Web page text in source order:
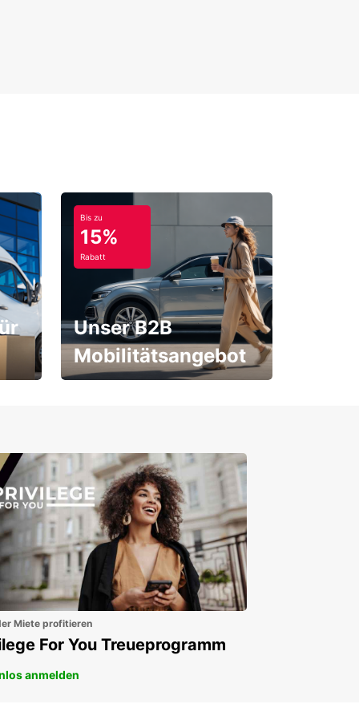
Bis zu
15%
Rabatt
Unser B2B
Mobilitätsangebot
Miete profitieren
For You Treueprogramm
anmelden